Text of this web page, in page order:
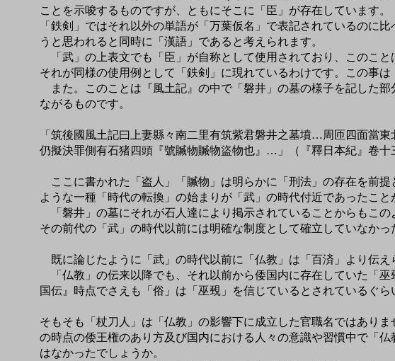
ことを示唆するものですが、ともにそこに「臣」が存在しています。
「鉄剣」ではそれ以外の単語が「万葉仮名」で表記されているのに
うと思われると同時に「漢語」であると考えられます。
「武」の上表文でも「臣」が自称として使用されており、このこ
それが同様の使用例として「鉄剣」に現れているわけです。この事
また。このことは『風土記』の中で「磐井」の墓の様子を記した
ながるものです。
「筑後國風土記曰上妻縣々南二里有筑紫君磐井之墓墳…周匝四面當
仍擬決罪側有石猪四頭『號贓物贓物盜物也』…」（『釋日本紀』卷十
ここに書かれた「盗人」「贓物」は明らかに「刑法」の存在を前
ような一種「時代の転換」の始まりが「武」の時代付近であったこと
「磐井」の墓にそれが石人達により掲示されていることからもこ
その前代の「武」の時代以前には明確な制度として確立していなかっ
既に論じたように「武」の時代以前に「仏教」は「百済」より伝
「仏教」の伝来以降でも、それ以前から倭国内に存在していた「
国伝』時点でさえも「俗」は「巫覡」を信じているとされているぐ
そもそも「杖刀人」は「仏教」の影響下に成立した官職名ではあり
の時点の倭王権のあり方及び国内における人々の意識や習慣中で「
はなかったでしょうか。